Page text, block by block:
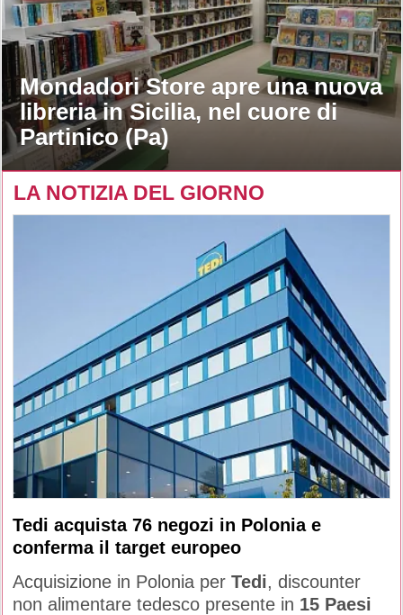
Mondadori Store apre una nuova
libreria in Sicilia, nel cuore di
Partinico (Pa)
LA NOTIZIA DEL GIORNO
Tedi acquista 76 negozi in Polonia e
conferma il target europeo
Acquisizione in Polonia per Tedi, discounter
non alimentare tedesco presente in 15 Paesi